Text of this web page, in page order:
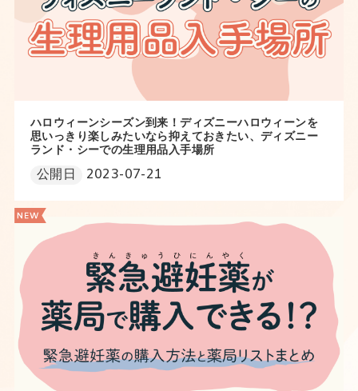
ハロウィーンシーズン到来！ディズニーハロウィーンを
思いっきり楽しみたいなら抑えておきたい、ディズニー
ランド・シーでの生理用品入手場所
公開日 2023-07-21